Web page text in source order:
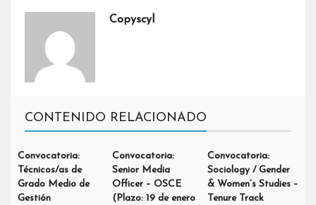
Copyscyl
CONTENIDO RELACIONADO
Convocatoria:
Técnicos/as de
Grado Medio de
Gestión
Convocatoria:
Senior Media
Officer – OSCE
(Plazo: 19 de enero
Convocatoria:
Sociology / Gender
& Women’s Studies –
Tenure Track